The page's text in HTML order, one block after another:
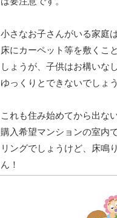
小さなお子さんがいる家庭
床にカーペット等を敷くこ
しょうが、子供はお構いな
ゆっくりとできないでしょ
これも住み始めてから出な
購入希望マンションの室内
リングでしょうけど、床鳴
ん！